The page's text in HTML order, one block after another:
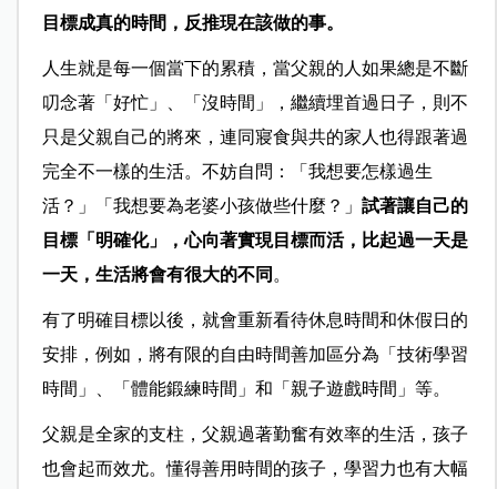
目標成真的時間，反推現在該做的事。
人生就是每一個當下的累積，當父親的人如果總是不斷
叨念著「好忙」、「沒時間」，繼續埋首過日子，則不
只是父親自己的將來，連同寢食與共的家人也得跟著過
完全不一樣的生活。不妨自問：「我想要怎樣過生
活？」「我想要為老婆小孩做些什麼？」 試著讓自己的
目標「明確化」，心向著實現目標而活，比起過一天是
一天，生活將會有很大的不同 。
有了明確目標以後，就會重新看待休息時間和休假日的
安排，例如，將有限的自由時間善加區分為「技術學習
時間」、「體能鍛練時間」和「親子遊戲時間」等。
父親是全家的支柱，父親過著勤奮有效率的生活，孩子
也會起而效尤。懂得善用時間的孩子，學習力也有大幅